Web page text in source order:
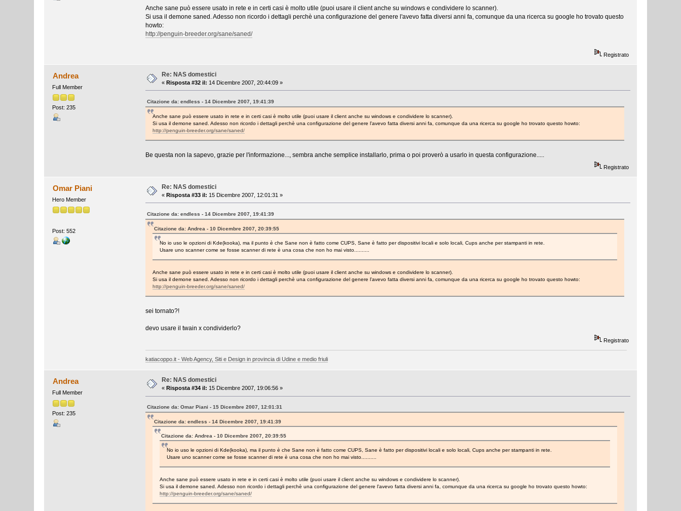
Anche sane può essere usato in rete e in certi casi è molto utile (puoi usare il client anche su windows e condividere lo scanner).
Si usa il demone saned. Adesso non ricordo i dettagli perchè una configurazione del genere l'avevo fatta diversi anni fa, comunque da una ricerca su google ho trovato questo
howto:
http://penguin-breeder.org/sane/saned/
Registrato
Andrea
Full Member
Post: 235
Re: NAS domestici
«Risposta #32 il: 14 Dicembre 2007, 20:44:09 »
Citazione da: endless - 14 Dicembre 2007, 19:41:39
Anche sane può essere usato in rete e in certi casi è molto utile (puoi usare il client anche su windows e condividere lo scanner).
Si usa il demone saned. Adesso non ricordo i dettagli perchè una configurazione del genere l'avevo fatta diversi anni fa, comunque da una ricerca su google ho trovato questo howto:
http://penguin-breeder.org/sane/saned/
Be questa non la sapevo, grazie per l'informazione..., sembra anche semplice installarlo, prima o poi proverò a usarlo in questa configurazione.....
Registrato
Omar Piani
Hero Member
Post: 552
Re: NAS domestici
«Risposta #33 il: 15 Dicembre 2007, 12:01:31 »
Citazione da: endless - 14 Dicembre 2007, 19:41:39
Citazione da: Andrea - 10 Dicembre 2007, 20:39:55
No io uso le opzioni di Kde(kooka), ma il punto è che Sane non è fatto come CUPS, Sane è fatto per dispositivi locali e solo locali, Cups anche per stampanti in rete.
Usare uno scanner come se fosse scanner di rete è una cosa che non ho mai visto..........
Anche sane può essere usato in rete e in certi casi è molto utile (puoi usare il client anche su windows e condividere lo scanner).
Si usa il demone saned. Adesso non ricordo i dettagli perchè una configurazione del genere l'avevo fatta diversi anni fa, comunque da una ricerca su google ho trovato questo howto:
http://penguin-breeder.org/sane/saned/
sei tornato?!
devo usare il twain x condividerlo?
Registrato
katiacoppo.it - Web Agency, Siti e Design in provincia di Udine e medio friuli
Andrea
Full Member
Post: 235
Re: NAS domestici
« Risposta #34 il: 15 Dicembre 2007, 19:06:56 »
Citazione da: Omar Piani - 15 Dicembre 2007, 12:01:31
Citazione da: endless - 14 Dicembre 2007, 19:41:39
Citazione da: Andrea - 10 Dicembre 2007, 20:39:55
No io uso le opzioni di Kde(kooka), ma il punto è che Sane non è fatto come CUPS, Sane è fatto per dispositivi locali e solo locali, Cups anche per stampanti in rete.
Usare uno scanner come se fosse scanner di rete è una cosa che non ho mai visto..........
Anche sane può essere usato in rete e in certi casi è molto utile (puoi usare il client anche su windows e condividere lo scanner).
Si usa il demone saned. Adesso non ricordo i dettagli perchè una configurazione del genere l'avevo fatta diversi anni fa, comunque da una ricerca su google ho trovato questo howto:
http://penguin-breeder.org/sane/saned/